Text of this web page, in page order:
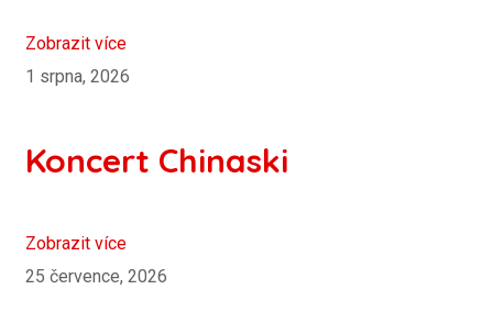
Zobrazit více
1 srpna, 2026
Koncert Chinaski
Zobrazit více
25 července, 2026